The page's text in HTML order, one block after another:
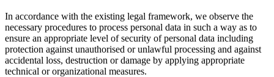
In accordance with the existing legal framework, we observe the
necessary procedures to process personal data in such a way as to
ensure an appropriate level of security of personal data including
protection against unauthorised or unlawful processing and against
accidental loss, destruction or damage by applying appropriate
technical or organizational measures.